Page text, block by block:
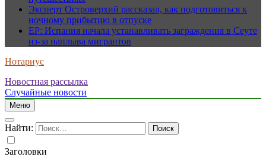
Эксперт Островерхий рассказал, как подготовиться к
ночному прибытию в отпуске
EP: Испания начала устанавливать заграждения в Сеуте
из-за наплыва мигрантов
Нотариус
Новостная рассылка
Случайные новости
Меню
Найти:
Заголовки